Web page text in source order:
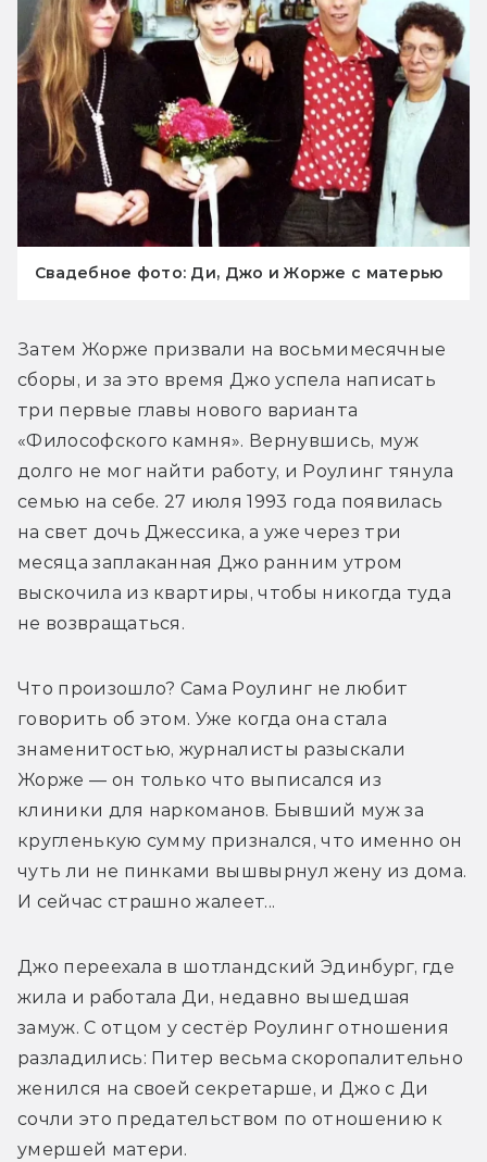
Свадебное фото: Ди, Джо и Жорже с матерью
Затем Жорже призвали на восьмимесячные
сборы, и за это время Джо успела написать
три первые главы нового варианта
«Философского камня». Вернувшись, муж
долго не мог найти работу, и Роулинг тянула
семью на себе. 27 июля 1993 года появилась
на свет дочь Джессика, а уже через три
месяца заплаканная Джо ранним утром
выскочила из квартиры, чтобы никогда туда
не возвращаться.
Что произошло? Сама Роулинг не любит
говорить об этом. Уже когда она стала
знаменитостью, журналисты разыскали
Жорже — он только что выписался из
клиники для наркоманов. Бывший муж за
кругленькую сумму признался, что именно он
чуть ли не пинками вышвырнул жену из дома.
И сейчас страшно жалеет...
Джо переехала в шотландский Эдинбург, где
жила и работала Ди, недавно вышедшая
замуж. С отцом у сестёр Роулинг отношения
разладились: Питер весьма скоропалительно
женился на своей секретарше, и Джо с Ди
сочли это предательством по отношению к
умершей матери.